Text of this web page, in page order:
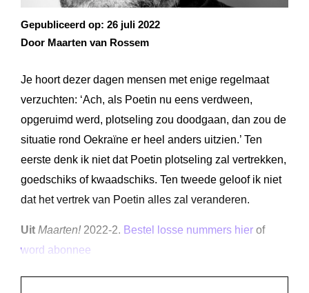
Gepubliceerd op: 26 juli 2022
Door Maarten van Rossem
Je hoort dezer dagen mensen met enige regelmaat
verzuchten: ‘Ach, als Poetin nu eens verdween,
opgeruimd werd, plotseling zou doodgaan, dan zou de
situatie rond Oekraïne er heel anders uitzien.’ Ten
eerste denk ik niet dat Poetin plotseling zal vertrekken,
goedschiks of kwaadschiks. Ten tweede geloof ik niet
dat het vertrek van Poetin alles zal veranderen.
Uit Maarten! 2022-2. Bestel losse nummers hier of
word abonnee